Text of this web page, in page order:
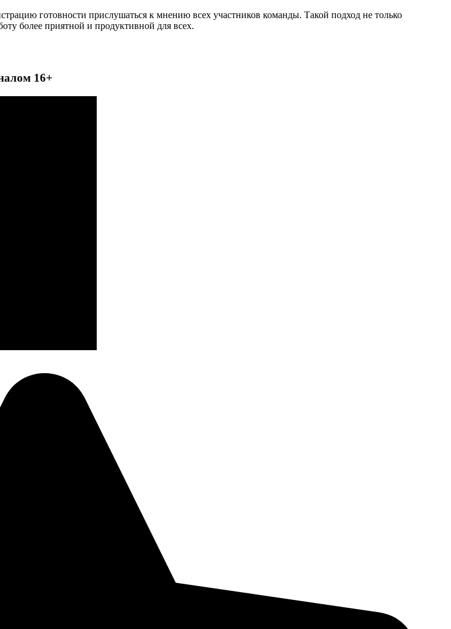
готовности прислушаться к мнению всех участников команды. Такой подход не только
более приятной и продуктивной для всех.
16+